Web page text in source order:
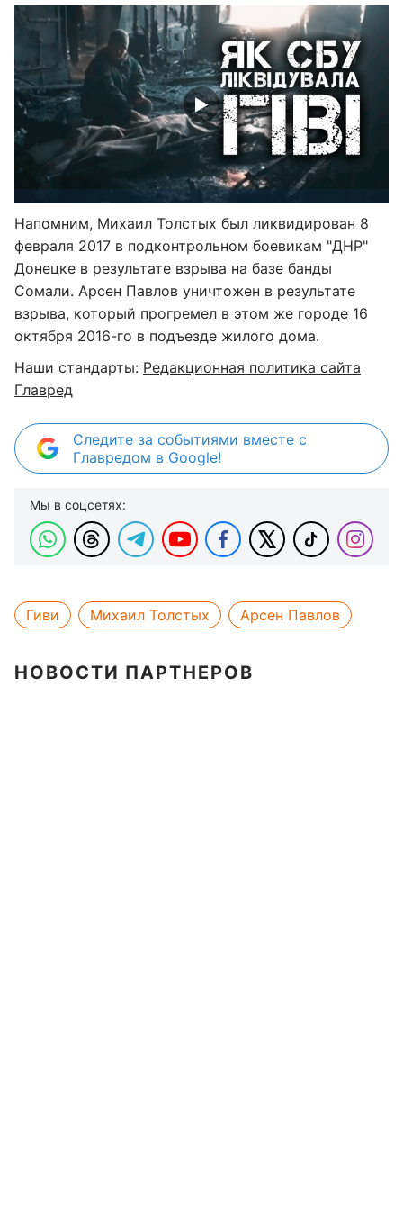
Напомним, Михаил Толстых был ликвидирован 8
февраля 2017 в подконтрольном боевикам "ДНР"
Донецке в результате взрыва на базе банды
Сомали. Арсен Павлов уничтожен в результате
взрыва, который прогремел в этом же городе 16
октября 2016-го в подъезде жилого дома.
Наши стандарты: Редакционная политика сайта
Главред
Следите за событиями вместе с
Главредом в Google!
Мы в соцсетях:
Гиви Михаил Толстых Арсен Павлов
НОВОСТИ ПАРТНЕРОВ